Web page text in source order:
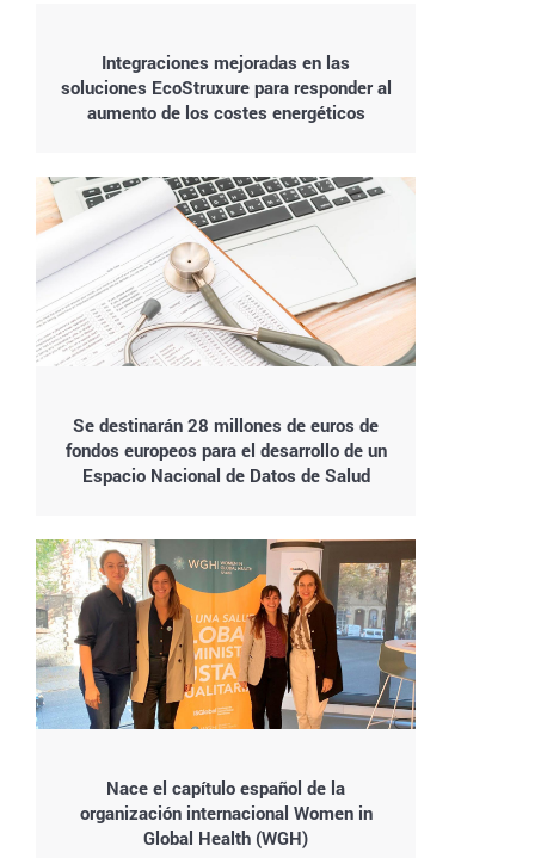
Integraciones mejoradas en las
soluciones EcoStruxure para responder al
aumento de los costes energéticos
Se destinarán 28 millones de euros de
fondos europeos para el desarrollo de un
Espacio Nacional de Datos de Salud
Nace el capítulo español de la
organización internacional Women in
Global Health (WGH)